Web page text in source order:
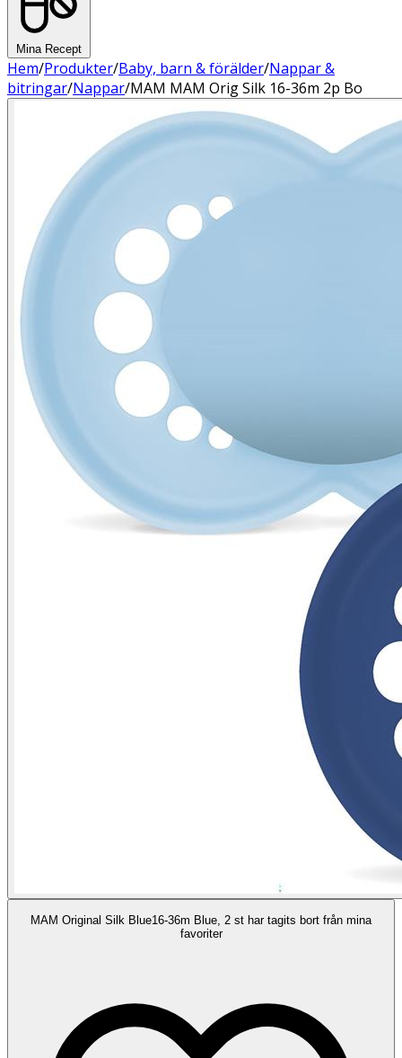
Mina Recept
Hem/Produkter/Baby, barn & förälder/Nappar &
bitringar/Nappar/MAM MAM Orig Silk 16-36m 2p Bo
MAM Original Silk Blue16-36m Blue, 2 st har tagits bort från mina
favoriter